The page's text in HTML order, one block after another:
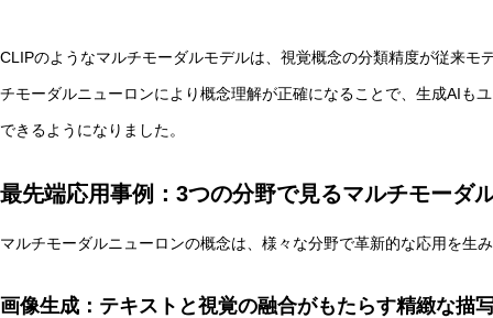
CLIPのようなマルチモーダルモデルは、視覚概念の分類精度が従来モ
チモーダルニューロンにより概念理解が正確になることで、生成AIも
できるようになりました。
最先端応用事例：3つの分野で見るマルチモーダ
マルチモーダルニューロンの概念は、様々な分野で革新的な応用を生
画像生成：テキストと視覚の融合がもたらす精緻な描